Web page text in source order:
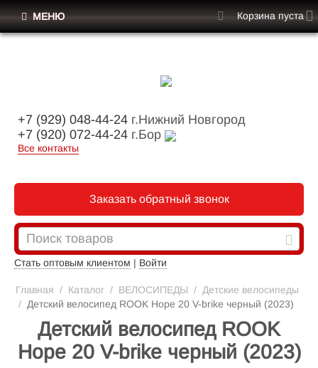
+7 (929) 048-44-24 г.Нижний Новгород
+7 (920) 072-44-24 г.Бор
Все контакты
Заказать обратный звонок
Стать оптовым клиентом | Войти
МЕНЮ Корзина пуста
Главная / Каталог / ВЕЛОСИПЕДЫ / Детские велосипеды
/ Детский велосипед ROOK Hope 20 V-brike черный (2023)
Детский велосипед ROOK
Hope 20 V-brike черный (2023)